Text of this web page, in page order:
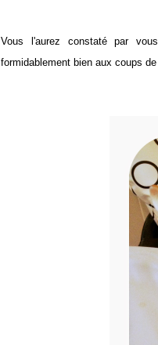
Vous l'aurez constaté par
formidablement bien aux coups